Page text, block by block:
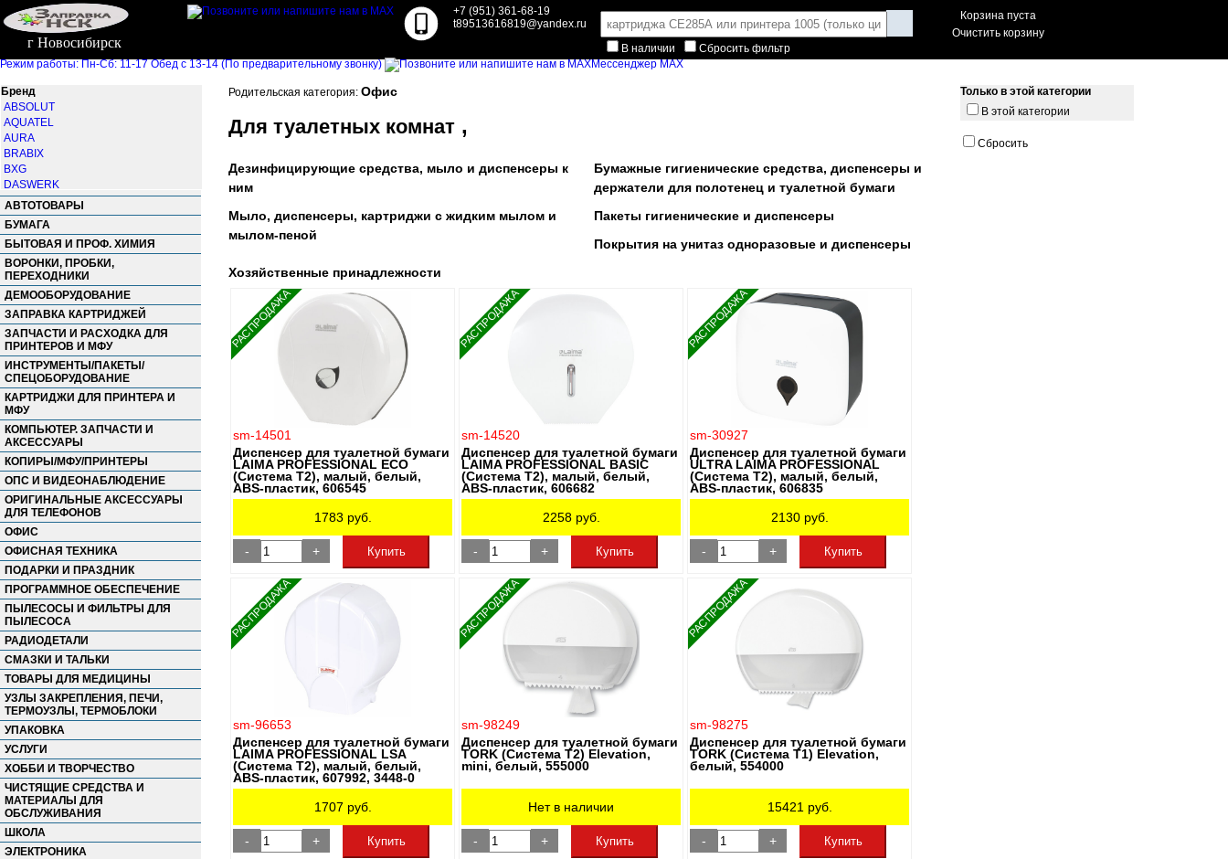
г Новосибирск
+7 (951) 361-68-19
t89513616819@yandex.ru
В наличии
Сбросить фильтр
Корзина пуста
Очистить корзину
Режим работы: Пн-Сб: 11-17 Обед с 13-14 (По предварительному звонку) Мессенджер MAX
Бренд
ABSOLUT
AQUATEL
AURA
BRABIX
BXG
DASWERK
DOVE
DR.GRAMS
GRASS
IDEA
KEMAN
KIMBERLY-CLARK
KSITEX
LAIMA
MANUFACTOR
MODUS
No name
PACLAN
PRIMA NOVA
SYNERGETIC
TORK
ULTRA-C
UNICARE
VEIRO PROFESSIONAL
АСТРА
БАРХАТНЫЕ РУЧКИ
ВЕСНА
ЗОДИАК
ЗОЛОТОЙ ИДЕАЛ
ЗОЛУШКА
КЛЕВЕР
КОНЦЕПЦИЯ БЫТА
КРЕМОНА
ЛЮБАША
МЕЛОДИЯ
МЕРИДИАН
ММЗ
НЕВСКАЯ КОСМЕТИКА
ОФИСМАГ
ОФИСНАЯ ПЛАНЕТА
ПОЛИМЕРБЫТ
РУССКИЕ ТРАВЫ
РУСЬ
ТИТАН
УШАСТЫЙ НЯНЬ
ЭФКО
АВТОТОВАРЫ
БУМАГА
БЫТОВАЯ И ПРОФ. ХИМИЯ
ВОРОНКИ, ПРОБКИ,
ПЕРЕХОДНИКИ
ДЕМООБОРУДОВАНИЕ
ЗАПРАВКА КАРТРИДЖЕЙ
ЗАПЧАСТИ И РАСХОДКА ДЛЯ
ПРИНТЕРОВ И МФУ
ИНСТРУМЕНТЫ/ПАКЕТЫ/
СПЕЦОБОРУДОВАНИЕ
КАРТРИДЖИ ДЛЯ ПРИНТЕРА И
МФУ
КОМПЬЮТЕР. ЗАПЧАСТИ И
АКСЕССУАРЫ
КОПИРЫ/МФУ/ПРИНТЕРЫ
ОПС И ВИДЕОНАБЛЮДЕНИЕ
ОРИГИНАЛЬНЫЕ АКСЕССУАРЫ
ДЛЯ ТЕЛЕФОНОВ
ОФИС
ОФИСНАЯ ТЕХНИКА
ПОДАРКИ И ПРАЗДНИК
ПРОГРАММНОЕ ОБЕСПЕЧЕНИЕ
ПЫЛЕСОСЫ И ФИЛЬТРЫ ДЛЯ
ПЫЛЕСОСА
РАДИОДЕТАЛИ
СМАЗКИ И ТАЛЬКИ
ТОВАРЫ ДЛЯ МЕДИЦИНЫ
УЗЛЫ ЗАКРЕПЛЕНИЯ, ПЕЧИ,
ТЕРМОУЗЛЫ, ТЕРМОБЛОКИ
УПАКОВКА
УСЛУГИ
ХОББИ И ТВОРЧЕСТВО
ЧИСТЯЩИЕ СРЕДСТВА И
МАТЕРИАЛЫ ДЛЯ
ОБСЛУЖИВАНИЯ
ШКОЛА
ЭЛЕКТРОНИКА
Родительская категория: Офис
Для туалетных комнат ,
Дезинфицирующие средства, мыло и диспенсеры к
ним
Бумажные гигиенические средства, диспенсеры и
держатели для полотенец и туалетной бумаги
Мыло, диспенсеры, картриджи с жидким мылом и
мылом-пеной
Пакеты гигиенические и диспенсеры
Покрытия на унитаз одноразовые и диспенсеры
Хозяйственные принадлежности
РАСПРОДАЖА
sm-14501
Диспенсер для туалетной бумаги
LAIMA PROFESSIONAL ECO
(Система T2), малый, белый,
ABS-пластик, 606545
1783 руб.
- + Купить
РАСПРОДАЖА
sm-14520
Диспенсер для туалетной бумаги
LAIMA PROFESSIONAL BASIC
(Система T2), малый, белый,
ABS-пластик, 606682
2258руб.
- + Купить
РАСПРОДАЖА
sm-30927
Диспенсер для туалетной бумаги
ULTRA LAIMA PROFESSIONAL
(Система T2), малый, белый,
ABS-пластик, 606835
2130руб.
- + Купить
РАСПРОДАЖА
sm-96653
Диспенсер для туалетной бумаги
LAIMA PROFESSIONAL LSA
(Система T2), малый, белый,
ABS-пластик, 607992, 3448-0
1707 руб.
- + Купить
РАСПРОДАЖА
sm-98249
Диспенсер для туалетной бумаги
TORK (Система T2) Elevation,
mini, белый, 555000
Нет в наличии
- + Купить
РАСПРОДАЖА
sm-98275
Диспенсер для туалетной бумаги
TORK (Система T1) Elevation,
белый, 554000
15421 руб.
- + Купить
Только в этой категории
В этой категории
Сбросить